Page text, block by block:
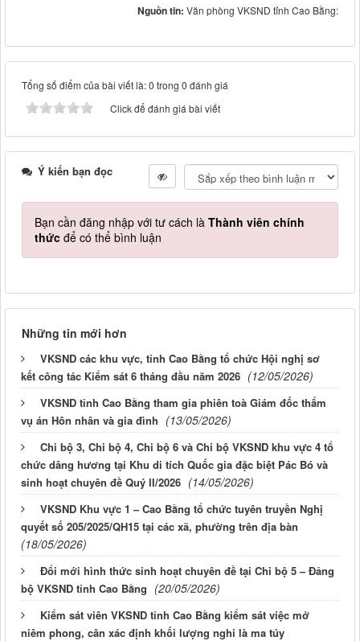
Nguồn tin: Văn phòng VKSND tỉnh Cao Bằng:
Tổng số điểm của bài viết là: 0 trong 0 đánh giá
Click để đánh giá bài viết
Ý kiến bạn đọc
Bạn cần đăng nhập với tư cách là Thành viên chính
thức để có thể bình luận
Những tin mới hơn
VKSND các khu vực, tỉnh Cao Bằng tổ chức Hội nghị sơ
kết công tác Kiểm sát 6 tháng đầu năm 2026 (12/05/2026)
VKSND tỉnh Cao Bằng tham gia phiên toà Giám đốc thẩm
vụ án Hôn nhân và gia đình (13/05/2026)
Chi bộ 3, Chi bộ 4, Chi bộ 6 và Chi bộ VKSND khu vực 4 tổ
chức dâng hương tại Khu di tích Quốc gia đặc biệt Pác Bó và
sinh hoạt chuyên đề Quý II/2026 (14/05/2026)
VKSND Khu vực 1 – Cao Bằng tổ chức tuyên truyền Nghị
quyết số 205/2025/QH15 tại các xã, phường trên địa bàn
(18/05/2026)
Đổi mới hình thức sinh hoạt chuyên đề tại Chi bộ 5 – Đảng
bộ VKSND tỉnh Cao Bằng (20/05/2026)
Kiểm sát viên VKSND tỉnh Cao Bằng kiểm sát việc mở
niêm phong, cân xác định khối lượng nghi là ma túy